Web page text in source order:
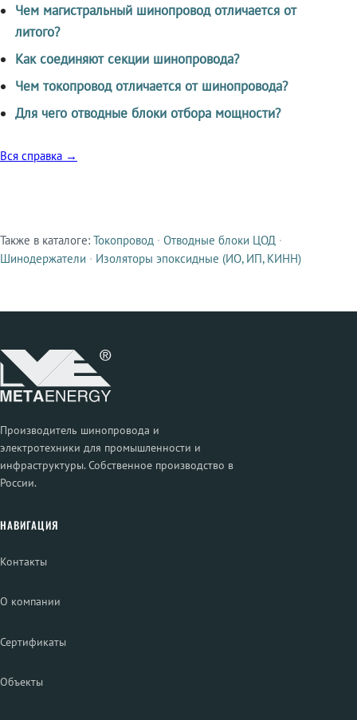
Чем магистральный шинопровод отличается от
литого?
Как соединяют секции шинопровода?
Чем токопровод отличается от шинопровода?
Для чего отводные блоки отбора мощности?
Вся справка →
Смежные продукты
Также в каталоге: Токопровод · Отводные блоки ЦОД ·
Шинодержатели · Изоляторы эпоксидные (ИО, ИП, КИНН)
Производитель шинопровода и
электротехники для промышленности и
инфраструктуры. Собственное производство в
России.
НАВИГАЦИЯ
Контакты
О компании
Сертификаты
Объекты